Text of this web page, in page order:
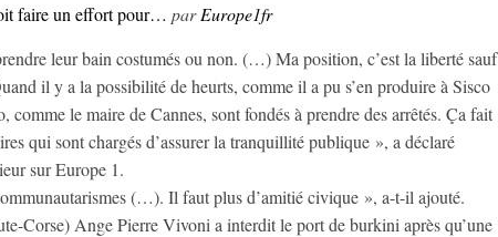
faire un effort pour… parEurope1fr
leur bain costumés ou non. (…) Ma position, c’est la liberté sauf
il y a la possibilité de heurts, comme il a pu s’en produire à Sisco
comme le maire de Cannes, sont fondés à prendre des arrêtés. Ça fait
qui sont chargés d’assurer la tranquillité publique », a déclaré
sur Europe 1.
(…). Il faut plus d’amitié civique », a-t-il ajouté.
Corse) Ange Pierre Vivoni a interdit le port de burkini après qu’une